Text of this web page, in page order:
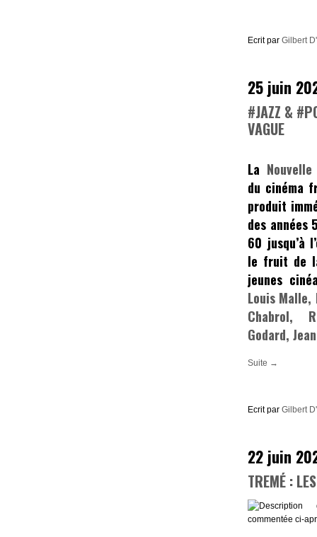
Ecrit par Gilbert
25 juin
#JAZZ &
VAGUE
La
du cinéma
produit
des années
60 jusqu’à
le fruit de
jeunes
Louis Malle,
Chabrol,
Godard,
Suite →
Ecrit par Gilbert
22 juin
TREMÉ :